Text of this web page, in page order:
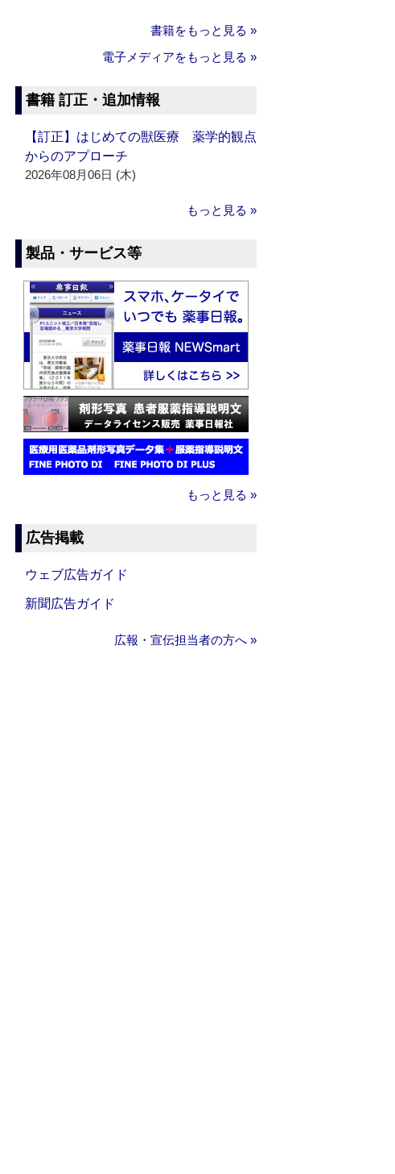
書籍をもっと見る »
電子メディアをもっと見る »
書籍 訂正・追加情報
【訂正】はじめての獣医療 薬学的観点
からのアプローチ
2026年08月06日 (木)
もっと見る »
製品・サービス等
もっと見る »
広告掲載
ウェブ広告ガイド
新聞広告ガイド
広報・宣伝担当者の方へ »